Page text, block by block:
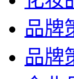
品牌
品牌